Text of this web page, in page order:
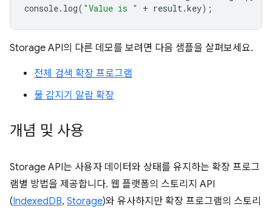
console. log( "Value is " + result.key);
Storage API의 다른 데모를 보려면 다음 샘플을 살펴보세요.
전체 검색 확장 프로그램
물 감지기 알람 확장
개념 및 사용
Storage API는 사용자 데이터와 상태를 유지하는 확장 프로그
램별 방법을 제공합니다. 웹 플랫폼의 스토리지 API
(IndexedDB, Storage)와 유사하지만 확장 프로그램의 스토리